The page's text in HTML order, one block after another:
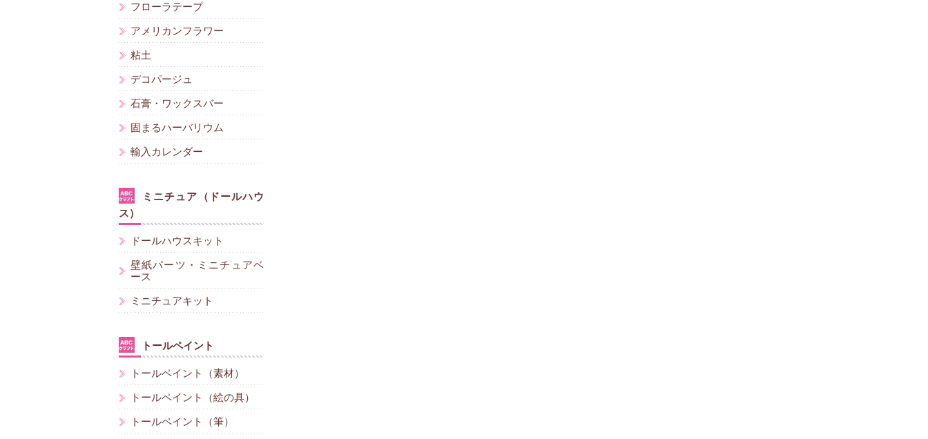
フローラテープ
アメリカンフラワー
粘土
デコパージュ
石膏・ワックスバー
固まるハーバリウム
輸入カレンダー
ミニチュア（ドールハウ
ス）
ドールハウスキット
壁紙パーツ・ミニチュアベ
ース
ミニチュアキット
トールペイント
トールペイント（素材）
トールペイント（絵の具）
トールペイント（筆）